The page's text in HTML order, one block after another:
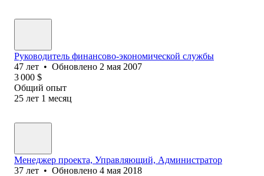
Руководитель финансово-экономической службы
47 лет • Обновлено 2 мая 2007
3 000 $
Общий опыт
25 лет 1 месяц
Менеджер проекта, Управляющий, Администратор
37 лет • Обновлено 4 мая 2018